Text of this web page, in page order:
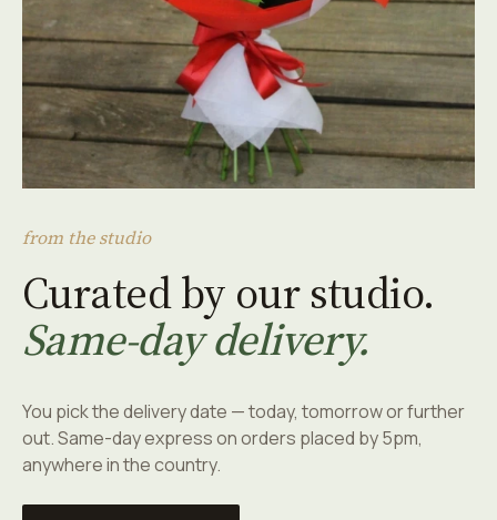
from the studio
Curated by our studio.
Same-day delivery.
You pick the delivery date — today, tomorrow or further
out. Same-day express on orders placed by 5pm,
anywhere in the country.